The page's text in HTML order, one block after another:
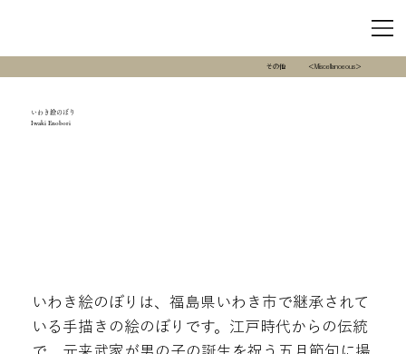
その他 ＜Miscellanoeous＞
いわき絵のぼり
Iwaki Enobori
いわき絵のぼりは、福島県いわき市で継承されて
いる手描きの絵のぼりです。江戸時代からの伝統
で、元来武家が男の子の誕生を祝う五月節句に揚